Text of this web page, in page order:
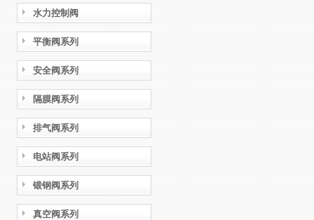
水力控制阀
平衡阀系列
安全阀系列
隔膜阀系列
排气阀系列
电站阀系列
锻钢阀系列
真空阀系列